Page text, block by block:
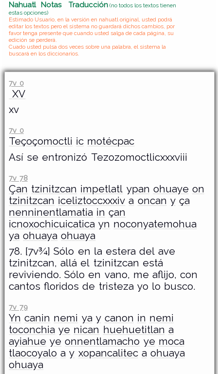
Nahuatl Notas Traducción(no todos los textos tienen
estas opciones)
Estimado Usuario, en la versión en nahuatl original, usted podrá
editar los textos pero el sistema no guardará dichos cambios, por
favor tenga presente que cuando usted salga de cada página, su
edición se perderá.
Cuado usted pulsa dos veces sobre una palabra, el sistema la
buscará en los diccionarios.
7v 0
XV
xv
7v 0
Teçoçomoctli ic motécpac
Así se entronizó Tezozomoctlicxxxviii
7v 78
Çan tzinitzcan impetlatl ypan ohuaye on
tzinitzcan iceliztoccxxxiv a oncan y ça
nenninentlamatia in çan
icnoxochicuicatica yn noconyatemohua
ya ohuaya ohuaya
78. [7v¾] Sólo en la estera del ave
tzinitzcan, allá el tzinitzcan está
reviviendo. Sólo en vano, me aflijo, con
cantos floridos de tristeza yo lo busco.
7v 79
Yn canin nemi ya y canon in nemi
toconchia ye nican huehuetitlan a
ayiahue ye onnentlamacho ye moca
tlaocoyalo a y xopancalitec a ohuaya
ohuaya